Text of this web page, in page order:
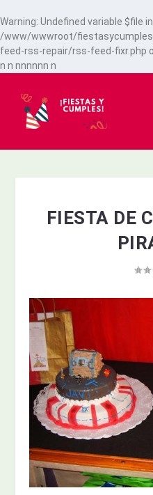
Warning: Undefined variable $file in
/www/wwwroot/
feed-rss-repair/rss-feed-fixr.php
n n nnnnnn n
FIESTA DE